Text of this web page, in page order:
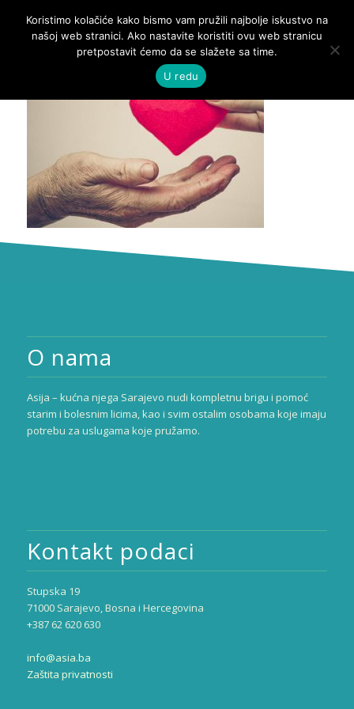
O nama
Asija – kućna njega Sarajevo nudi kompletnu brigu i pomoć
starim i bolesnim licima, kao i svim ostalim osobama koje imaju
potrebu za uslugama koje pružamo.
Kontakt podaci
Stupska 19
71000 Sarajevo, Bosna i Hercegovina
+387 62 620 630
info@asia.ba
Zaštita privatnosti
Koristimo kolačiće kako bismo vam pružili najbolje iskustvo na
našoj web stranici. Ako nastavite koristiti ovu web stranicu
pretpostavit ćemo da se slažete sa time.
U redu